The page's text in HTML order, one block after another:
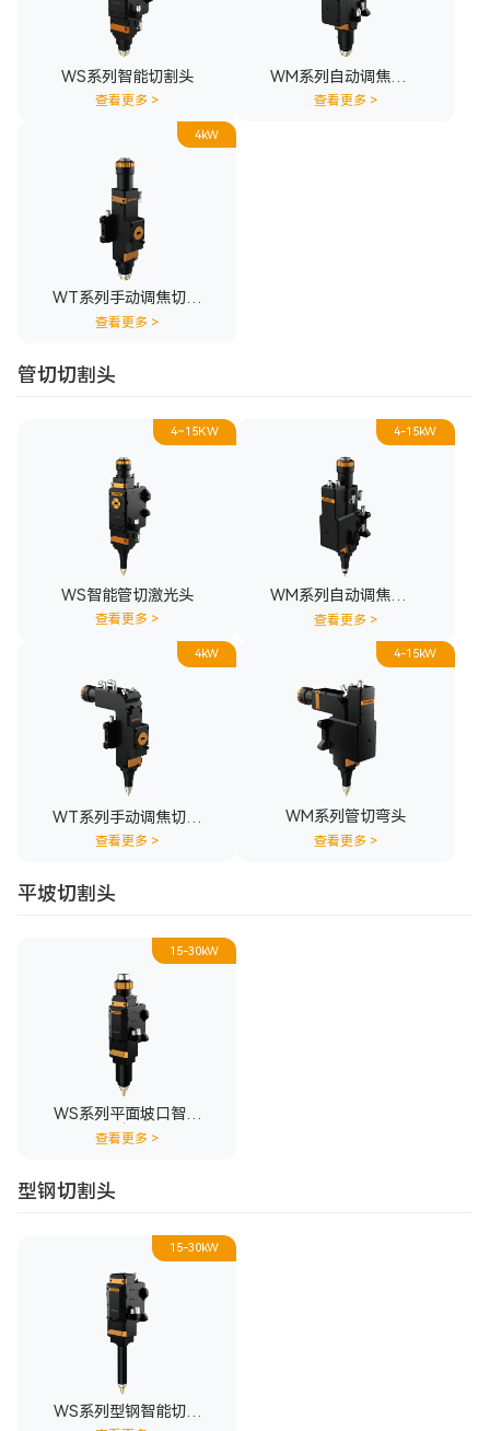
WS系列智能切割头
查看更多 >
WM系列自动调焦切割
头
查看更多 >
4kW
WT系列手动调焦切割
头
查看更多 >
管切切割头
4~15KW
WS智能管切激光头
查看更多 >
4-15kW
WM系列自动调焦切割
头
查看更多 >
4kW
WT系列手动调焦切割
头
查看更多 >
4-15kW
WM系列管切弯头
查看更多 >
平坡切割头
15-30kW
WS系列平面坡口智能
切割头
查看更多 >
型钢切割头
15-30kW
WS系列型钢智能切割